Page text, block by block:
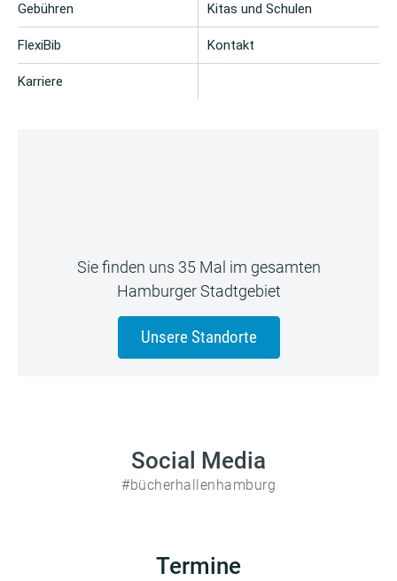
Gebühren
FlexiBib
Karriere
Kitas und Schulen
Kontakt
Sie finden uns 35 Mal im gesamten
Hamburger Stadtgebiet
Unsere Standorte
Social Media
#bücherhallenhamburg
Termine